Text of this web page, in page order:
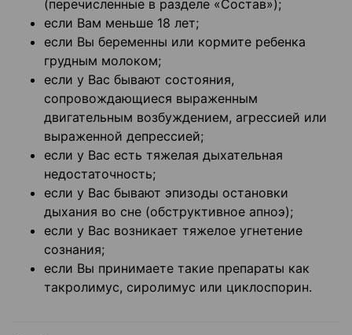
(перечисленные в разделе «Состав»);
если Вам меньше 18 лет;
если Вы беременны или кормите ребенка
грудным молоком;
если у Вас бывают состояния,
сопровождающиеся выраженным
двигательным возбуждением, агрессией или
выраженной депрессией;
если у Вас есть тяжелая дыхательная
недостаточность;
если у Вас бывают эпизоды остановки
дыхания во сне (обструктивное апноэ);
если у Вас возникает тяжелое угнетение
сознания;
если Вы принимаете такие препараты как
такролимус, сиролимус или циклоспорин.